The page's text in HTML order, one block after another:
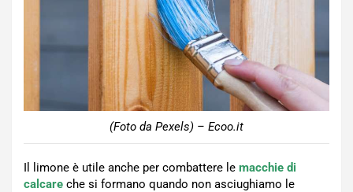
(Foto da Pexels) – Ecoo.it
Il limone è utile anche per combattere le macchie di
calcare che si formano quando non asciughiamo le